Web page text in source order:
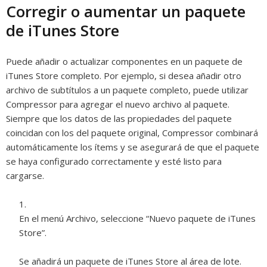
Corregir o aumentar un paquete
de iTunes Store
Puede añadir o actualizar componentes en un paquete de
iTunes Store completo. Por ejemplo, si desea añadir otro
archivo de subtítulos a un paquete completo, puede utilizar
Compressor para agregar el nuevo archivo al paquete.
Siempre que los datos de las propiedades del paquete
coincidan con los del paquete original, Compressor combinará
automáticamente los ítems y se asegurará de que el paquete
se haya configurado correctamente y esté listo para
cargarse.
En el menú Archivo, seleccione “Nuevo paquete de iTunes
Store”.
Se añadirá un paquete de iTunes Store al área de lote.